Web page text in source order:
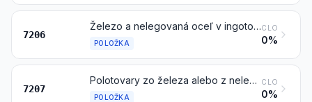
7206
Železo a nelegovaná oceľ v ingotoch alebo ostatných základných tvaroch (okrem železa položky 7203)
POLOŽKA
CLO
0%
7207
Polotovary zo železa alebo z nelegovanej ocele
POLOŽKA
CLO
0%